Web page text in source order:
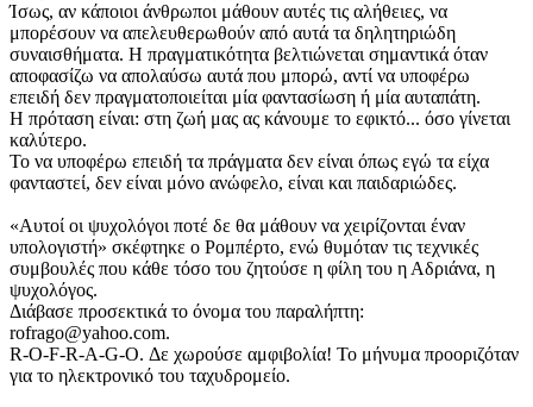
Ίσως, αν κάποιοι άνθρωποι μάθουν αυτές τις αλήθειες, να
μπορέσουν να απελευθερωθούν από αυτά τα δηλητηριώδη
συναισθήματα. Η πραγματικότητα βελτιώνεται σημαντικά όταν
αποφασίζω να απολαύσω αυτά που μπορώ, αντί να υποφέρω
επειδή δεν πραγματοποιείται μία φαντασίωση ή μία αυταπάτη.
Η πρόταση είναι: στη ζωή μας ας κάνουμε το εφικτό... όσο γίνεται
καλύτερο.
Το να υποφέρω επειδή τα πράγματα δεν είναι όπως εγώ τα είχα
φανταστεί, δεν είναι μόνο ανώφελο, είναι και παιδαριώδες.
«Αυτοί οι ψυχολόγοι ποτέ δε θα μάθουν να χειρίζονται έναν
υπολογιστή» σκέφτηκε ο Ρομπέρτο, ενώ θυμόταν τις τεχνικές
συμβουλές που κάθε τόσο του ζητούσε η φίλη του η Αδριάνα, η
ψυχολόγος.
Διάβασε προσεκτικά το όνομα του παραλήπτη:
rofrago@yahoo.com.
R-O-F-R-A-G-O. Δε χωρούσε αμφιβολία! Το μήνυμα προοριζόταν
για το ηλεκτρονικό του ταχυδρομείο.